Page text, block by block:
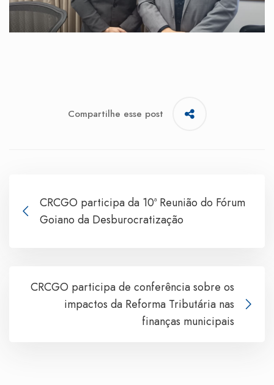
Compartilhe esse post
CRCGO participa da 10ª Reunião do Fórum
Goiano da Desburocratização
CRCGO participa de conferência sobre os
impactos da Reforma Tributária nas
finanças municipais